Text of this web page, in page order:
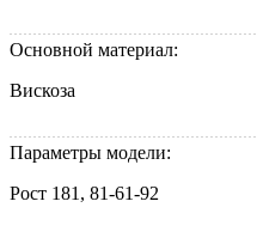
Основной материал:
Вискоза
Параметры модели:
Рост 181, 81-61-92